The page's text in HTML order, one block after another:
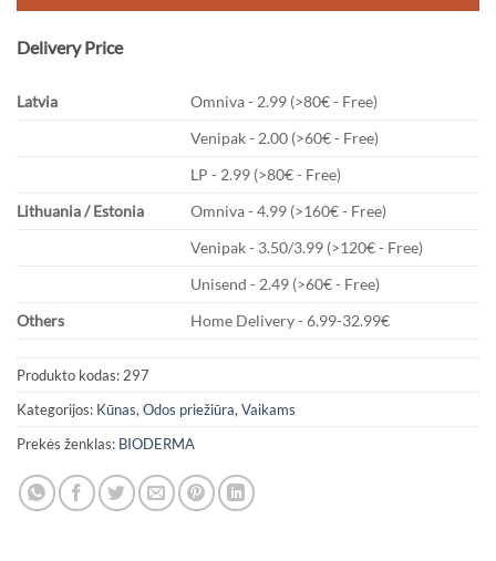
Delivery Price
Latvia
Omniva - 2.99 (>80€ - Free)
Venipak - 2.00 (>60€ - Free)
LP - 2.99 (>80€ - Free)
Lithuania / Estonia
Omniva - 4.99 (>160€ - Free)
Venipak - 3.50/3.99 (>120€ - Free)
Unisend - 2.49 (>60€ - Free)
Others
Home Delivery - 6.99-32.99€
Produkto kodas: 297
Kategorijos: Kūnas, Odos priežiūra, Vaikams
Prekės ženklas: BIODERMA